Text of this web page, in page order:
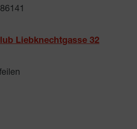
Liebknechtgasse 32